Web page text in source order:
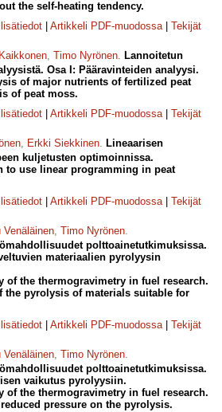
the self-heating tendency.
Artikkeli PDF-muodossa| Tekijät
, Timo Nyrönen. Lannoitetun
Osa I: Pääravinteiden analyysi.
of major nutrients of fertilized peat
of peat moss.
Artikkeli PDF-muodossa| Tekijät
, Erkki Siekkinen. Lineaarisen
kuljetusten optimoinnissa.
to use linear programming in peat
Artikkeli PDF-muodossa| Tekijät
Venäläinen, Timo Nyrönen.
polttoainetutkimuksissa.
materiaalien pyrolyysin
of the thermogravimetry in fuel research.
the pyrolysis of materials suitable for
Artikkeli PDF-muodossa| Tekijät
Venäläinen, Timo Nyrönen.
polttoainetutkimuksissa.
vaikutus pyrolyysiin.
of the thermogravimetry in fuel research.
pressure on the pyrolysis.